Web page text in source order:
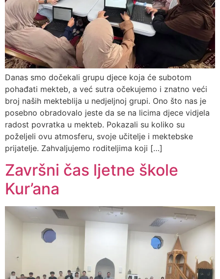
Danas smo dočekali grupu djece koja će subotom
pohađati mekteb, a već sutra očekujemo i znatno veći
broj naših mekteblija u nedjeljnoj grupi. Ono što nas je
posebno obradovalo jeste da se na licima djece vidjela
radost povratka u mekteb. Pokazali su koliko su
poželjeli ovu atmosferu, svoje učitelje i mektebske
prijatelje. Zahvaljujemo roditeljima koji […]
Završni čas ljetne škole
Kur’ana